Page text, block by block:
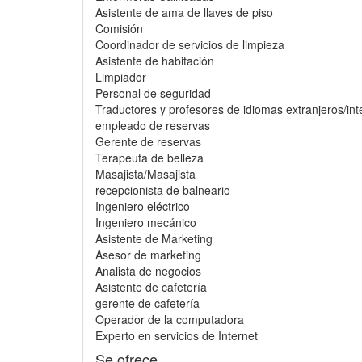
Asistente de ama de llaves de piso
Comisión
Coordinador de servicios de limpieza
Asistente de habitación
Limpiador
Personal de seguridad
Traductores y profesores de idiomas extranjeros/
empleado de reservas
Gerente de reservas
Terapeuta de belleza
Masajista/Masajista
recepcionista de balneario
Ingeniero eléctrico
Ingeniero mecánico
Asistente de Marketing
Asesor de marketing
Analista de negocios
Asistente de cafetería
gerente de cafetería
Operador de la computadora
Experto en servicios de Internet